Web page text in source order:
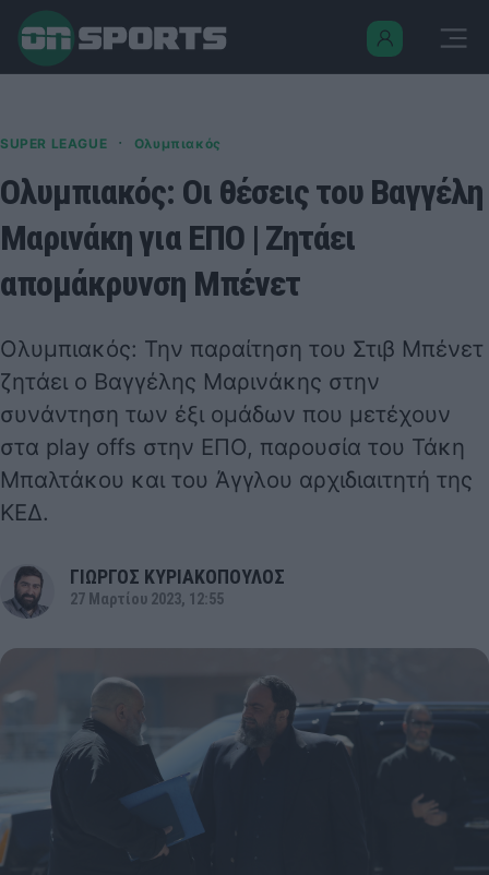
SUPER LEAGUE · Ολυμπιακός
Ολυμπιακός: Οι θέσεις του Βαγγέλη
Μαρινάκη για ΕΠΟ | Ζητάει
απομάκρυνση Μπένετ
Ολυμπιακός: Την παραίτηση του Στιβ Μπένετ
ζητάει ο Βαγγέλης Μαρινάκης στην
συνάντηση των έξι ομάδων που μετέχουν
στα play offs στην ΕΠΟ, παρουσία του Τάκη
Μπαλτάκου και του Άγγλου αρχιδιαιτητή της
ΚΕΔ.
ΓΙΩΡΓΟΣ ΚΥΡΙΑΚΟΠΟΥΛΟΣ
27 Μαρτίου 2023, 12:55